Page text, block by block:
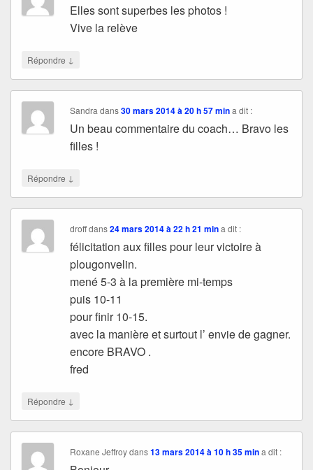
Elles sont superbes les photos !
Vive la relève
Répondre ↓
Sandradans30 mars 2014 à 20 h 57 min a dit :
Un beau commentaire du coach… Bravo les
filles !
Répondre ↓
droffdans24 mars 2014 à 22 h 21 min a dit :
félicitation aux filles pour leur victoire à
plougonvelin.
mené 5-3 à la première mi-temps
puis 10-11
pour finir 10-15.
avec la manière et surtout l’ envie de gagner.
encore BRAVO .
fred
Répondre ↓
Roxane Jeffroydans13 mars 2014 à 10 h 35 min a dit :